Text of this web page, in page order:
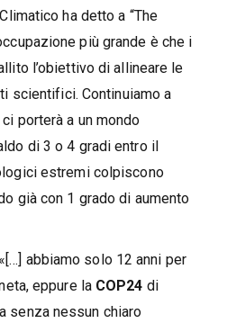
ha detto a “The
più grande è che i
l’obiettivo di allineare le
scientifici. Continuiamo a
porterà a un mondo
di 3 o 4 gradi entro il
estremi colpiscono
già con 1 grado di aumento
abbiamo solo 12 anni per
eppure la COP24 di
senza nessun chiaro